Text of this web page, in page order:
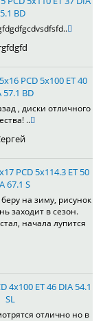
BD
PCD 5x100 ET 40
57.1 BD
, диски отличного
..
PCD 5x114.3 ET 50
67.1 S
на зиму, рисунок
заходит в сезон.
начала лупится
4x100 ET 46 DIA 54.1
SL
отлично но в